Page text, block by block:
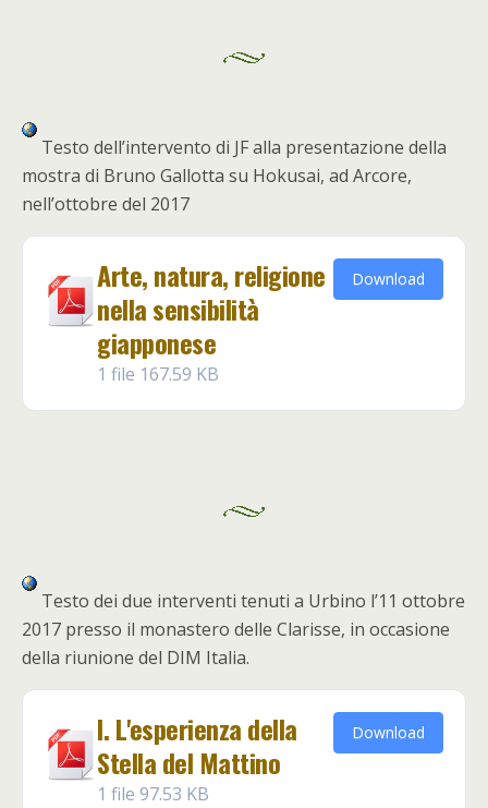
Testo dell’intervento di JF alla presentazione della
mostra di Bruno Gallotta su Hokusai, ad Arcore,
nell’ottobre del 2017
Arte, natura, religione
nella sensibilità
giapponese
1 file 167.59 KB
Download
Testo dei due interventi tenuti a Urbino l’11 ottobre
2017 presso il monastero delle Clarisse, in occasione
della riunione del DIM Italia.
I. L'esperienza della
Stella del Mattino
1 file 97.53 KB
Download